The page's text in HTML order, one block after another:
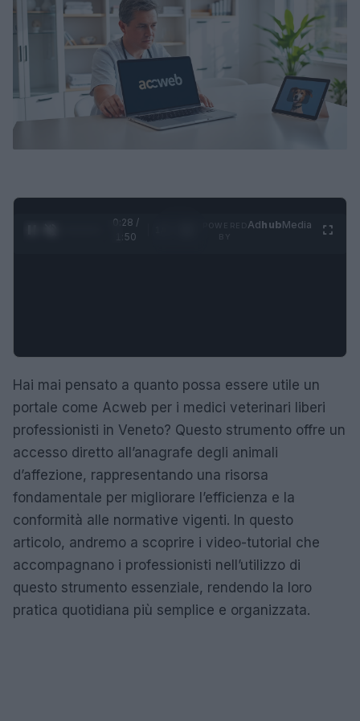
0:29 /
1:50
AdhubMedia
Hai mai pensato a quanto possa essere utile un
portale come Acweb per i medici veterinari liberi
professionisti in Veneto? Questo strumento offre un
accesso diretto all’anagrafe degli animali
d’affezione, rappresentando una risorsa
fondamentale per migliorare l’efficienza e la
conformità alle normative vigenti. In questo
articolo, andremo a scoprire i video-tutorial che
accompagnano i professionisti nell’utilizzo di
questo strumento essenziale, rendendo la loro
pratica quotidiana più semplice e organizzata.